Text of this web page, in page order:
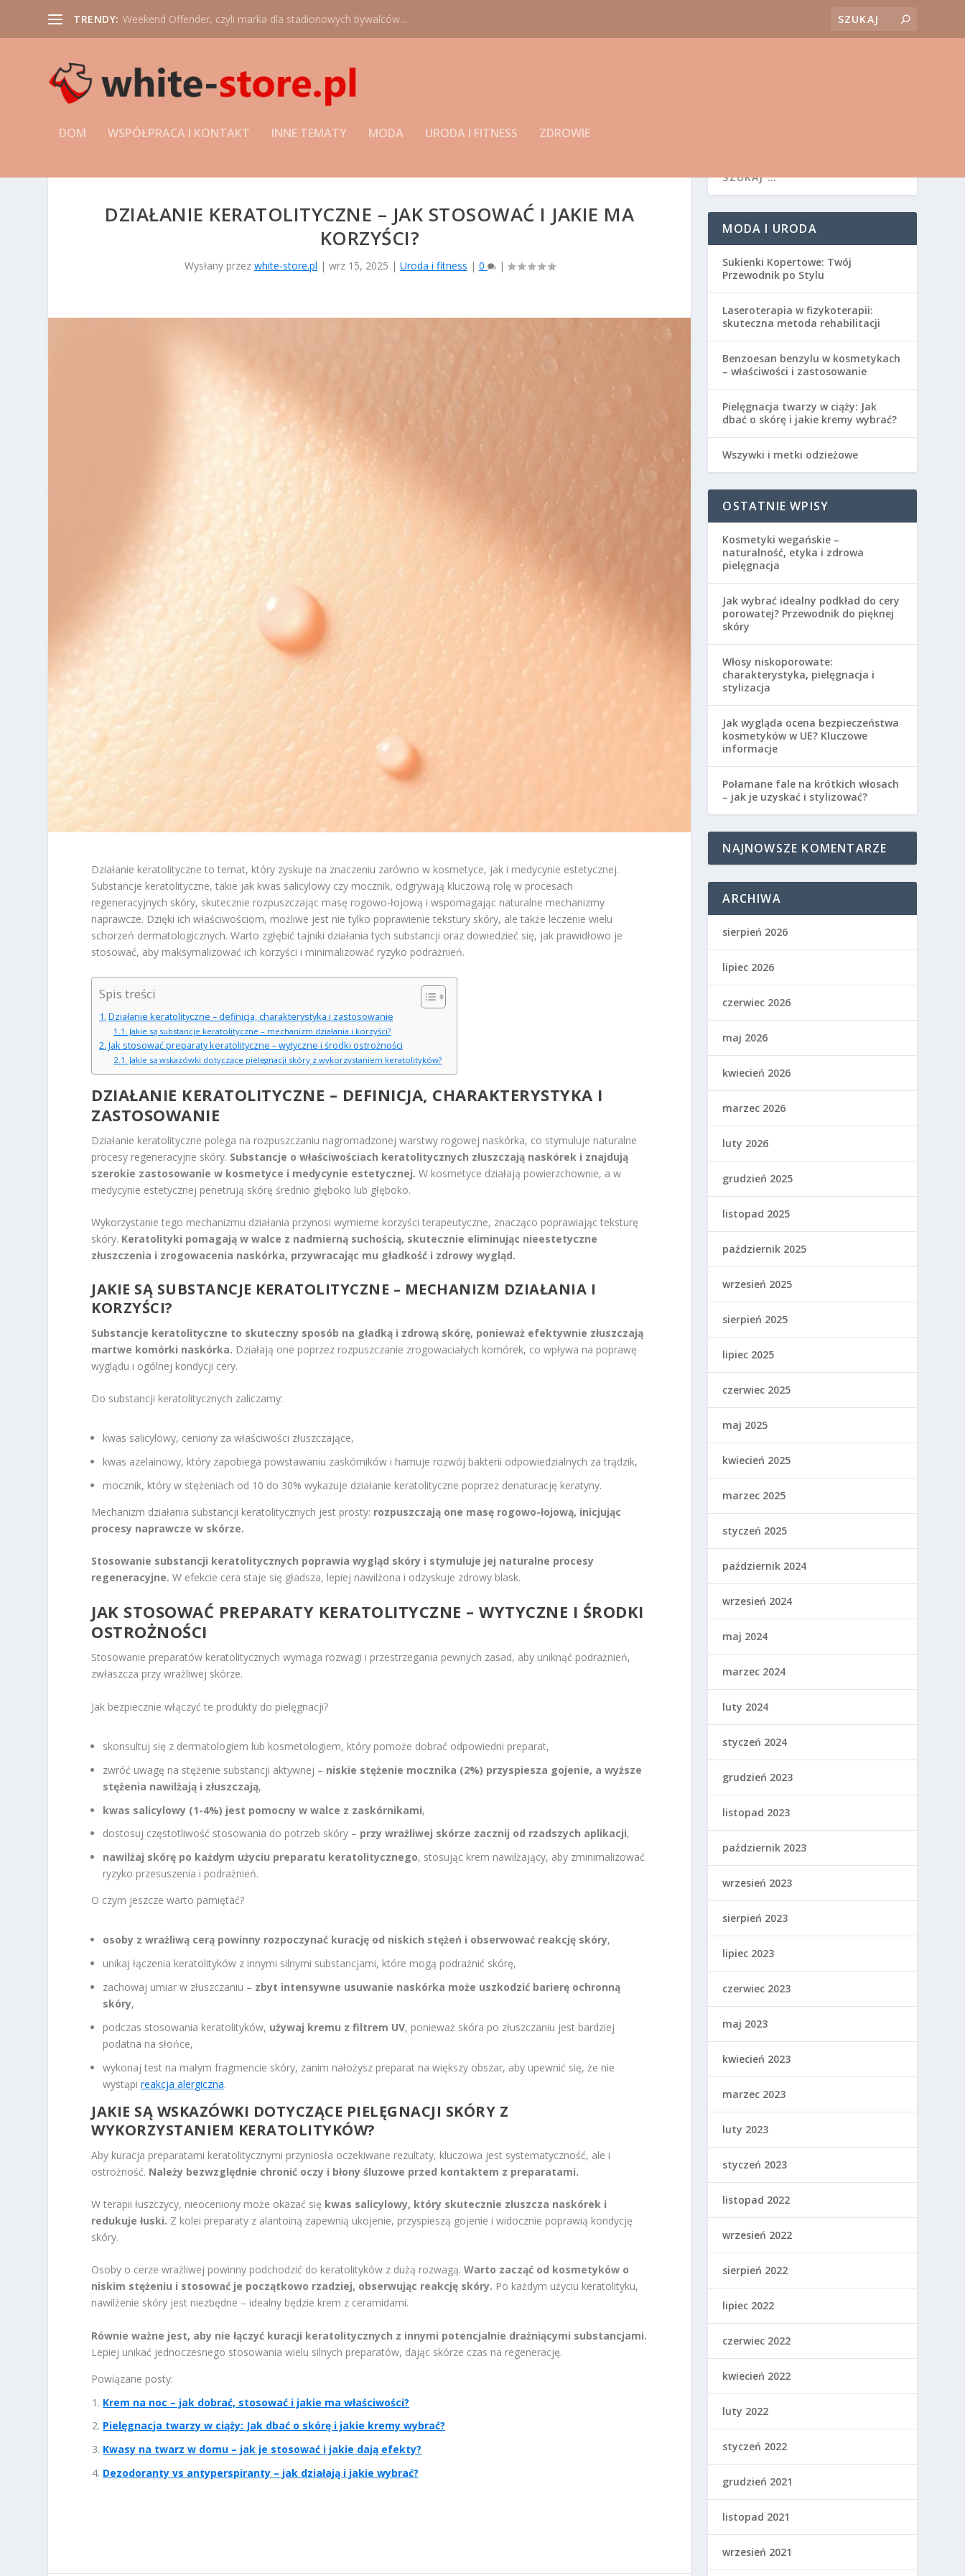
TRENDY: Weekend Offender, czyli marka dla stadionowych bywalców...
DOM WSPÓŁPRACA I KONTAKT INNE TEMATY MODA URODA I FITNESS ZDROWIE
DZIAŁANIE KERATOLITYCZNE – JAK STOSOWAĆ I JAKIE MA
KORZYŚCI?
Wysłany przez white-store.pl | wrz 15, 2025 | Uroda i fitness | 0 |
Działanie keratolityczne to temat, który zyskuje na znaczeniu zarówno w kosmetyce, jak i medycynie estetycznej.
Substancje keratolityczne, takie jak kwas salicylowy czy mocznik, odgrywają kluczową rolę w procesach
regeneracyjnych skóry, skutecznie rozpuszczając masę rogowo-łojową i wspomagając naturalne mechanizmy
naprawcze. Dzięki ich właściwościom, możliwe jest nie tylko poprawienie tekstury skóry, ale także leczenie wielu
schorzeń dermatologicznych. Warto zgłębić tajniki działania tych substancji oraz dowiedzieć się, jak prawidłowo je
stosować, aby maksymalizować ich korzyści i minimalizować ryzyko podrażnień.
Spis treści
Działanie keratolityczne – definicja, charakterystyka i zastosowanie
Jakie są substancje keratolityczne – mechanizm działania i korzyści?
Jak stosować preparaty keratolityczne – wytyczne i środki ostrożności
Jakie są wskazówki dotyczące pielęgnacji skóry z wykorzystaniem keratolityków?
DZIAŁANIE KERATOLITYCZNE – DEFINICJA, CHARAKTERYSTYKA I
ZASTOSOWANIE
Działanie keratolityczne polega na rozpuszczaniu nagromadzonej warstwy rogowej naskórka, co stymuluje naturalne
procesy regeneracyjne skóry. Substancje o właściwościach keratolitycznych złuszczają naskórek i znajdują
szerokie zastosowanie w kosmetyce i medycynie estetycznej. W kosmetyce działają powierzchownie, a w
medycynie estetycznej penetrują skórę średnio głęboko lub głęboko.
Wykorzystanie tego mechanizmu działania przynosi wymierne korzyści terapeutyczne, znacząco poprawiając teksturę
skóry. Keratolityki pomagają w walce z nadmierną suchością, skutecznie eliminując nieestetyczne
złuszczenia i zrogowacenia naskórka, przywracając mu gładkość i zdrowy wygląd.
JAKIE SĄ SUBSTANCJE KERATOLITYCZNE – MECHANIZM DZIAŁANIA I
KORZYŚCI?
Substancje keratolityczne to skuteczny sposób na gładką i zdrową skórę, ponieważ efektywnie złuszczają
martwe komórki naskórka. Działają one poprzez rozpuszczanie zrogowaciałych komórek, co wpływa na poprawę
wyglądu i ogólnej kondycji cery.
Do substancji keratolitycznych zaliczamy:
kwas salicylowy, ceniony za właściwości złuszczające,
kwas azelainowy, który zapobiega powstawaniu zaskórników i hamuje rozwój bakterii odpowiedzialnych za trądzik,
mocznik, który w stężeniach od 10 do 30% wykazuje działanie keratolityczne poprzez denaturację keratyny.
Mechanizm działania substancji keratolitycznych jest prosty: rozpuszczają one masę rogowo-łojową, inicjując
procesy naprawcze w skórze.
Stosowanie substancji keratolitycznych poprawia wygląd skóry i stymuluje jej naturalne procesy
regeneracyjne. W efekcie cera staje się gładsza, lepiej nawilżona i odzyskuje zdrowy blask.
JAK STOSOWAĆ PREPARATY KERATOLITYCZNE – WYTYCZNE I ŚRODKI
OSTROŻNOŚCI
Stosowanie preparatów keratolitycznych wymaga rozwagi i przestrzegania pewnych zasad, aby uniknąć podrażnień,
zwłaszcza przy wrażliwej skórze.
Jak bezpiecznie włączyć te produkty do pielęgnacji?
skonsultuj się z dermatologiem lub kosmetologiem, który pomoże dobrać odpowiedni preparat,
zwróć uwagę na stężenie substancji aktywnej – niskie stężenie mocznika (2%) przyspiesza gojenie, a wyższe
stężenia nawilżają i złuszczają,
kwas salicylowy (1-4%) jest pomocny w walce z zaskórnikami,
dostosuj częstotliwość stosowania do potrzeb skóry – przy wrażliwej skórze zacznij od rzadszych aplikacji,
nawilżaj skórę po każdym użyciu preparatu keratolitycznego, stosując krem nawilżający, aby zminimalizować
ryzyko przesuszenia i podrażnień.
O czym jeszcze warto pamiętać?
osoby z wrażliwą cerą powinny rozpoczynać kurację od niskich stężeń i obserwować reakcję skóry,
unikaj łączenia keratolityków z innymi silnymi substancjami, które mogą podrażnić skórę,
zachowaj umiar w złuszczaniu – zbyt intensywne usuwanie naskórka może uszkodzić barierę ochronną
skóry,
podczas stosowania keratolityków, używaj kremu z filtrem UV, ponieważ skóra po złuszczaniu jest bardziej
podatna na słońce,
wykonaj test na małym fragmencie skóry, zanim nałożysz preparat na większy obszar, aby upewnić się, że nie
wystąpireakcja alergiczna.
JAKIE SĄ WSKAZÓWKI DOTYCZĄCE PIELĘGNACJI SKÓRY Z
WYKORZYSTANIEM KERATOLITYKÓW?
Aby kuracja preparatami keratolitycznymi przyniosła oczekiwane rezultaty, kluczowa jest systematyczność, ale i
ostrożność. Należy bezwzględnie chronić oczy i błony śluzowe przed kontaktem z preparatami.
W terapii łuszczycy, nieoceniony może okazać się kwas salicylowy, który skutecznie złuszcza naskórek i
redukuje łuski. Z kolei preparaty z alantoiną zapewnią ukojenie, przyspieszą gojenie i widocznie poprawią kondycję
skóry.
Osoby o cerze wrażliwej powinny podchodzić do keratolityków z dużą rozwagą.Warto zacząć od kosmetyków o
niskim stężeniu i stosować je początkowo rzadziej, obserwując reakcję skóry. Po każdym użyciu keratolityku,
nawilżenie skóry jest niezbędne – idealny będzie krem z ceramidami.
Równie ważne jest, aby nie łączyć kuracji keratolitycznych z innymi potencjalnie drażniącymi substancjami.
Lepiej unikać jednoczesnego stosowania wielu silnych preparatów, dając skórze czas na regenerację.
Powiązane posty:
Krem na noc – jak dobrać, stosować i jakie ma właściwości?
Pielęgnacja twarzy w ciąży: Jak dbać o skórę i jakie kremy wybrać?
Kwasy na twarz w domu – jak je stosować i jakie dają efekty?
Dezodoranty vs antyperspiranty – jak działają i jakie wybrać?
MODA I URODA
Sukienki Kopertowe: Twój
Przewodnik po Stylu
Laseroterapia w fizykoterapii:
skuteczna metoda rehabilitacji
Benzoesan benzylu w kosmetykach
– właściwości i zastosowanie
Pielęgnacja twarzy w ciąży: Jak
dbać o skórę i jakie kremy wybrać?
Wszywki i metki odzieżowe
OSTATNIE WPISY
Kosmetyki wegańskie –
naturalność, etyka i zdrowa
pielęgnacja
Jak wybrać idealny podkład do cery
porowatej? Przewodnik do pięknej
skóry
Włosy niskoporowate:
charakterystyka, pielęgnacja i
stylizacja
Jak wygląda ocena bezpieczeństwa
kosmetyków w UE? Kluczowe
informacje
Połamane fale na krótkich włosach
– jak je uzyskać i stylizować?
NAJNOWSZE KOMENTARZE
ARCHIWA
sierpień 2026
lipiec 2026
czerwiec 2026
maj 2026
kwiecień 2026
marzec 2026
luty 2026
grudzień 2025
listopad 2025
październik 2025
wrzesień 2025
sierpień 2025
lipiec 2025
czerwiec 2025
maj 2025
kwiecień 2025
marzec 2025
styczeń 2025
październik 2024
wrzesień 2024
maj 2024
marzec 2024
luty 2024
styczeń 2024
grudzień 2023
listopad 2023
październik 2023
wrzesień 2023
sierpień 2023
lipiec 2023
czerwiec 2023
maj 2023
kwiecień 2023
marzec 2023
luty 2023
styczeń 2023
listopad 2022
wrzesień 2022
sierpień 2022
lipiec 2022
czerwiec 2022
kwiecień 2022
luty 2022
styczeń 2022
grudzień 2021
listopad 2021
wrzesień 2021